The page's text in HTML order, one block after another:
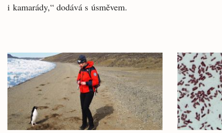
i kamarády,“ dodává s úsměvem.
Související
články